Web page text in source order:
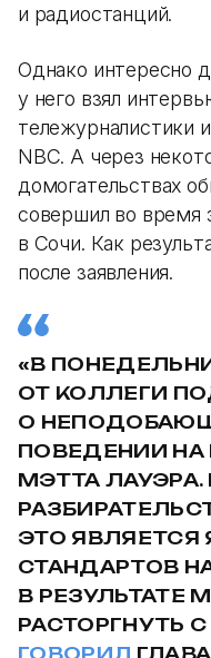
и радиостанций.
Однако интересно
у него взял
тележурналистики
NBC. А через
домогательствах
совершил во время
в Сочи. Как
после заявления.
«В
ОТ КОЛЛЕГИ
О
ПОВЕДЕНИИ НА
МЭТТА
ЭТО
СТАНДАРТОВ
В РЕЗУЛЬТАТЕ
РАСТОРГНУТЬ
ГОВОРИЛ